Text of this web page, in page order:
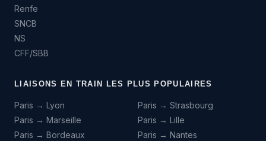
Renfe
SNCB
NS
CFF/SBB
LIAISONS EN TRAIN LES PLUS POPULAIRES
Paris → Lyon
Paris → Marseille
Paris → Bordeaux
Paris → Strasbourg
Paris → Lille
Paris → Nantes